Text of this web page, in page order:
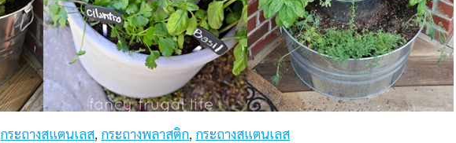
กระถางสแตนเลส, กระถางพลาสติก, กระถางสแตนเลส